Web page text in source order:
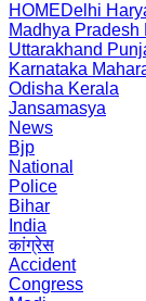
HOMEDelhi
Madhya Pradesh
Uttarakhand
Karnataka
Odisha Kerala
Jansamasya
News
Bjp
National
Police
Bihar
India
कांग्रेस
Accident
Congress